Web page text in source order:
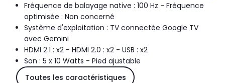
Fréquence de balayage native : 100 Hz - Fréquence
optimisée : Non concerné
Système d'exploitation : TV connectée Google TV
avec Gemini
HDMI 2.1 : x2 - HDMI 2.0 : x2 - USB : x2
Son : 5 x 10 Watts - Pied ajustable
Toutes les caractéristiques